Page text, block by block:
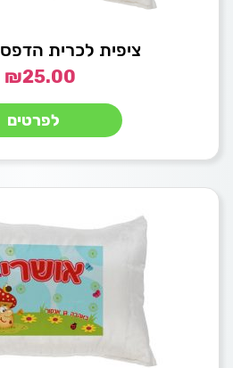
ציפית לכרית הדפס A4 רכבת
₪25.00
לפרטים